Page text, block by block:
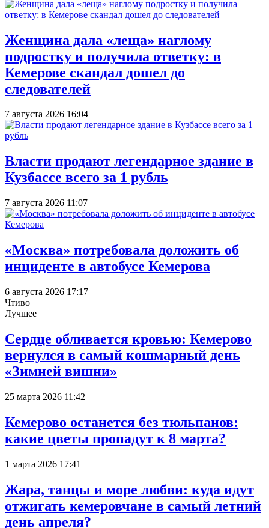
Женщина дала «леща» наглому
подростку и получила ответку: в
Кемерове скандал дошел до
следователей
7 августа 2026 16:04
Власти продают легендарное здание в
Кузбассе всего за 1 рубль
7 августа 2026 11:07
«Москва» потребовала доложить об
инциденте в автобусе Кемерова
6 августа 2026 17:17
Чтиво
Лучшее
Сердце обливается кровью: Кемерово
вернулся в самый кошмарный день
«Зимней вишни»
25 марта 2026 11:42
Кемерово останется без тюльпанов:
какие цветы пропадут к 8 марта?
1 марта 2026 17:41
Жара, танцы и море любви: куда идут
отжигать кемеровчане в самый летний
день апреля?